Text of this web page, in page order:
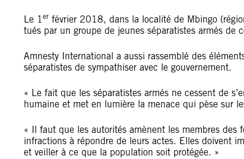
Le 1er février 2018, dans la localité de Mbingo
tués par un groupe de jeunes séparatistes armés de
Amnesty International a aussi rassemblé des
séparatistes de sympathiser avec le gouvernement.
« Le fait que les séparatistes armés ne cessent de
humaine et met en lumière la menace qui pèse sur
« Il faut que les autorités amènent les membres des
infractions à répondre de leurs actes. Elles doivent
et veiller à ce que la population soit protégée. »